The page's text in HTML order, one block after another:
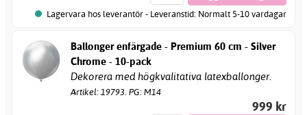
Lagervara hos leverantör - Leveranstid: Normalt 5-10 vardagar
Ballonger enfärgade - Premium 60 cm - Silver
Chrome - 10-pack
Dekorera med högkvalitativa latexballonger.
Artikel: 19793. PG: M14
999 kr